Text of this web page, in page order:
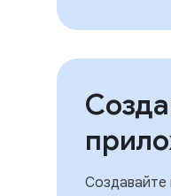
Создавайте